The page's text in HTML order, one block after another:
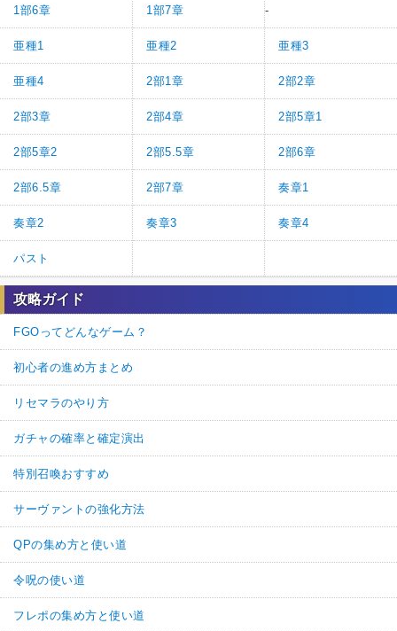
1部6章 1部7章 -
亜種1 亜種2 亜種3
亜種4 2部1章 2部2章
2部3章 2部4章 2部5章1
2部5章2 2部5.5章 2部6章
2部6.5章 2部7章 奏章1
奏章2 奏章3 奏章4
パスト
攻略ガイド
FGOってどんなゲーム？
初心者の進め方まとめ
リセマラのやり方
ガチャの確率と確定演出
特別召喚おすすめ
サーヴァントの強化方法
QPの集め方と使い道
令呪の使い道
フレポの集め方と使い道